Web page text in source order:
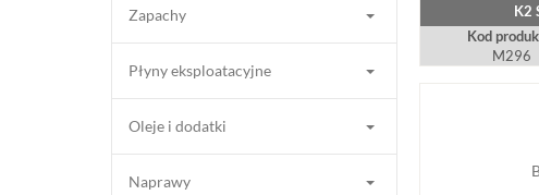
Zapachy
Płyny eksploatacyjne
Oleje i dodatki
Naprawy
K2
Kod
M296